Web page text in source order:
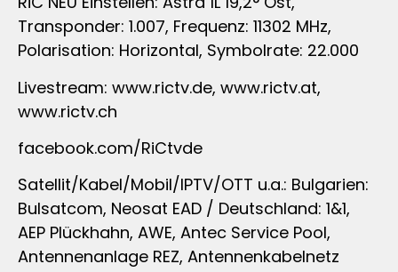
Transponder: 1.007, Frequenz: 11302 MHz,
Polarisation: Horizontal, Symbolrate: 22.000
Livestream: www.rictv.de, www.rictv.at,
www.rictv.ch
facebook.com/RiCtvde
Satellit/Kabel/Mobil/IPTV/OTT u.a.: Bulgarien:
Bulsatcom, Neosat EAD / Deutschland: 1&1,
AEP Plückhahn, AWE, Antec Service Pool,
Antennenanlage REZ, Antennenkabelnetz